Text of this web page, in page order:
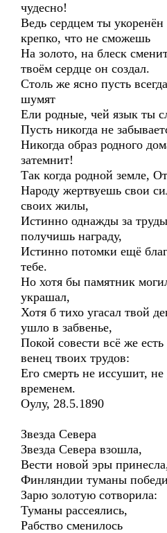
чудесно!
Ведь сердцем ты
крепко, что не сможешь
На золото, на блеск
твоём сердце он создал.
Столь же ясно пусть
шумят
Ели родные, чей язык ты
Пусть никогда не
Никогда образ родного
затемнит!
Так когда родной земле,
Народу жертвуешь свои
своих жилы,
Истинно однажды за
получишь награду,
Истинно потомки ещё
тебе.
Но хотя бы памятник
украшал,
Хотя б тихо угасал твой
ушло в забвенье,
Покой совести всё же
венец твоих трудов:
Его смерть не иссушит,
временем.
Оулу, 28.5.1890
Звезда Севера
Звезда Севера взошла,
Вести новой эры
Финляндии туманы
Зарю золотую сотворила:
Туманы рассеялись,
Рабство сменилось